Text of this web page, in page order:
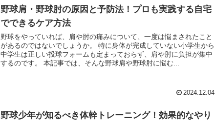
野球肩・野球肘の原因と予防法！プロも実践する自宅
でできるケア方法
野球をやっていれば、肩や肘の痛みについて、一度は悩まされたこと
があるのではないでしょうか。 特に身体が完成していない小学生から
中学生は正しい投球フォームも定まっておらず、肩や肘に負担が集中
するのです。 本記事では、そんな野球肩や野球肘に悩む...
2024.12.04
野球少年が知るべき体幹トレーニング！効果的なやり